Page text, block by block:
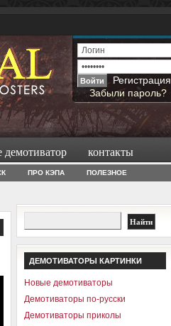
Регистрация
Забыли пароль?
демотиватор контакты
ПРО КЭПА ПОЛЕЗНОЕ
ДЕМОТИВАТОРЫ КАРТИНКИ
Новые демотиваторы
Демотиваторы по-русски
Демотиваторы приколы